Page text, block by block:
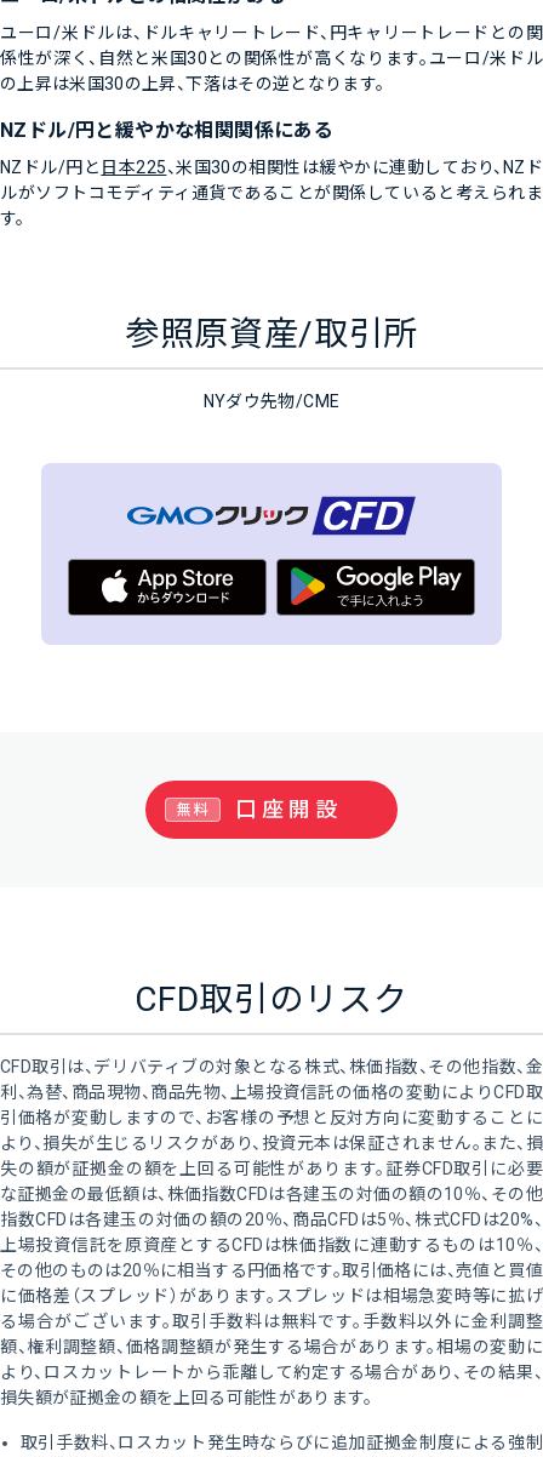
ユーロ/米ドルは、ドルキャリートレード、円キャリートレードとの関
係性が深く、自然と米国30との関係性が高くなります。ユーロ/米ドル
の上昇は米国30の上昇、下落はその逆となります。
NZドル/円と緩やかな相関関係にある
NZドル/円と 日本225、米国30の相関性は緩やかに連動しており、NZド
ルがソフトコモディティ通貨であることが関係していると考えられま
す。
参照原資産/取引所
NYダウ先物/CME
口座開設
無料
CFD取引のリスク
CFD取引は、デリバティブの対象となる株式、株価指数、その他指数、金
利、為替、商品現物、商品先物、上場投資信託の価格の変動によりCFD取
引価格が変動しますので、お客様の予想と反対方向に変動することに
より、損失が生じるリスクがあり、投資元本は保証されません。また、損
失の額が証拠金の額を上回る可能性があります。証券CFD取引に必要
な証拠金の最低額は、株価指数CFDは各建玉の対価の額の10％、その他
指数CFDは各建玉の対価の額の20％、商品CFDは5％、株式CFDは20%、
上場投資信託を原資産とするCFDは株価指数に連動するものは10％、
その他のものは20％に相当する円価格です。取引価格には、売値と買値
に価格差（スプレッド）があります。スプレッドは相場急変時等に拡げ
る場合がございます。取引手数料は無料です。手数料以外に金利調整
額、権利調整額、価格調整額が発生する場合があります。相場の変動に
より、ロスカットレートから乖離して約定する場合があり、その結果、
損失額が証拠金の額を上回る可能性があります。
取引手数料、ロスカット発生時ならびに追加証拠金制度による強制